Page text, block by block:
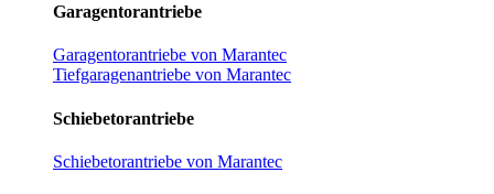
Garagentorantriebe
Garagentorantriebe von Marantec
Tiefgaragenantriebe von Marantec
Schiebetorantriebe
Schiebetorantriebe von Marantec